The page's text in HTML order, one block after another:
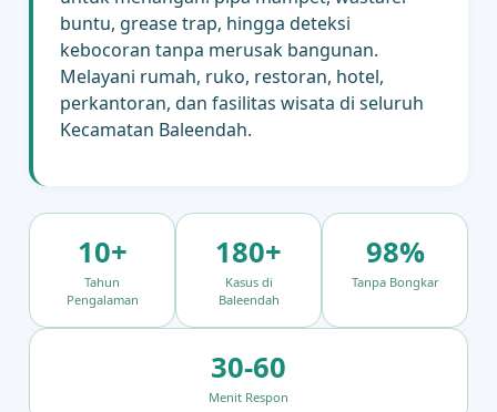
buntu, grease trap, hingga deteksi
kebocoran tanpa merusak bangunan.
Melayani rumah, ruko, restoran, hotel,
perkantoran, dan fasilitas wisata di seluruh
Kecamatan Baleendah.
10+
Tahun
Pengalaman
180+
Kasus di
Baleendah
98%
Tanpa Bongkar
30-60
Menit Respon